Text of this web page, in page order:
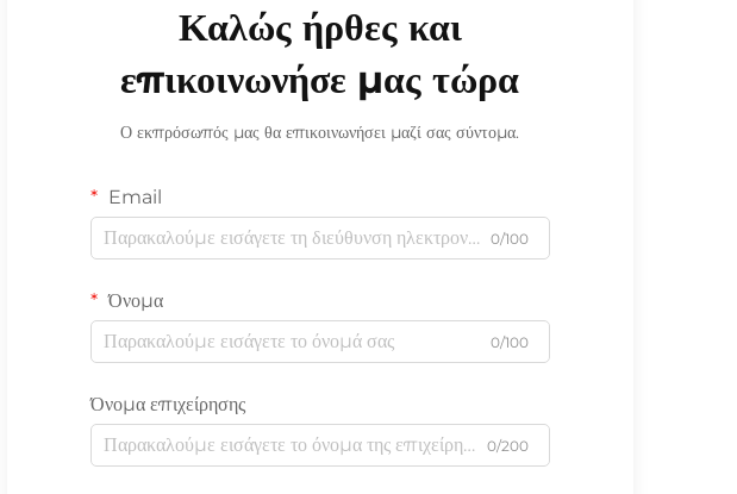
Καλώς ήρθες και
επικοινωνήσε μας τώρα
Ο εκπρόσωπός μας θα επικοινωνήσει μαζί σας σύντομα.
Email
0/100
Όνομα
0/100
Όνομα επιχείρησης
0/200